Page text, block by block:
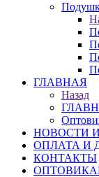
ГЛАВНАЯ
Назад
НОВОСТИ
ОПЛАТА И
КОНТАКТЫ